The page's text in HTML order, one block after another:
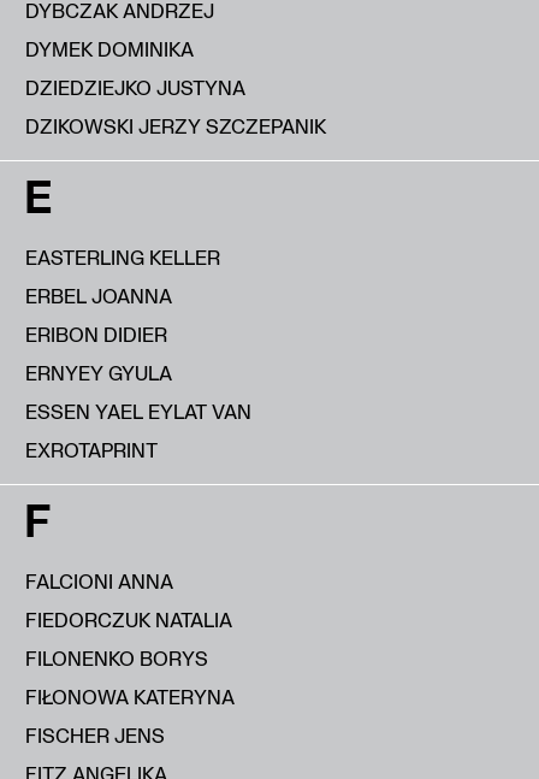
DYBCZAK ANDRZEJ
DYMEK DOMINIKA
DZIEDZIEJKO JUSTYNA
DZIKOWSKI JERZY SZCZEPANIK
E
EASTERLING KELLER
ERBEL JOANNA
ERIBON DIDIER
ERNYEY GYULA
ESSEN YAEL EYLAT VAN
EXROTAPRINT
F
FALCIONI ANNA
FIEDORCZUK NATALIA
FILONENKO BORYS
FIŁONOWA KATERYNA
FISCHER JENS
FITZ ANGELIKA